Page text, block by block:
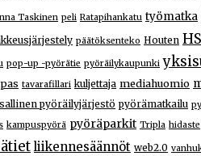
Taskinen peli Ratapihankatu työmatka
päätöksenteko Houten
pop-up -pyörätie pyöräilykaupunki
tavarafillari kuljettaja mediahuomio
pyöräilyjärjestö pyörämatkailu
kampuspyörä pyöräparkit Tripla hidaste
liikennesäännöt web2.0